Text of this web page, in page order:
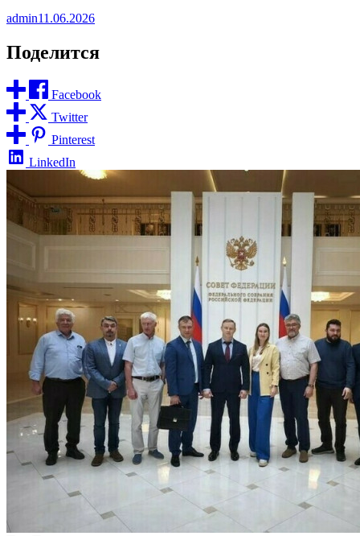
admin11.06.2026
Поделится
Facebook
Twitter
Pinterest
LinkedIn